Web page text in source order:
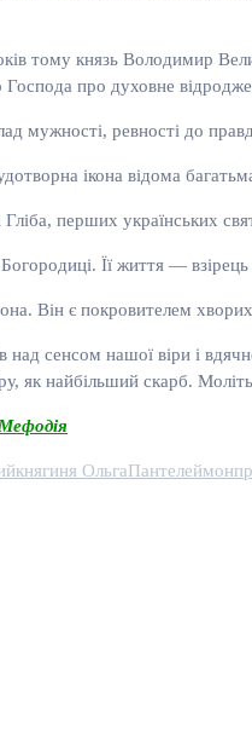
тому князь Володимир
про духовне
мужності, ревності до
ікона відома
перших українських
Її життя — взірець
Він є покровителем
сенсом нашої віри і
як найбільший скарб.
княгиня ОльгаПантелеймон